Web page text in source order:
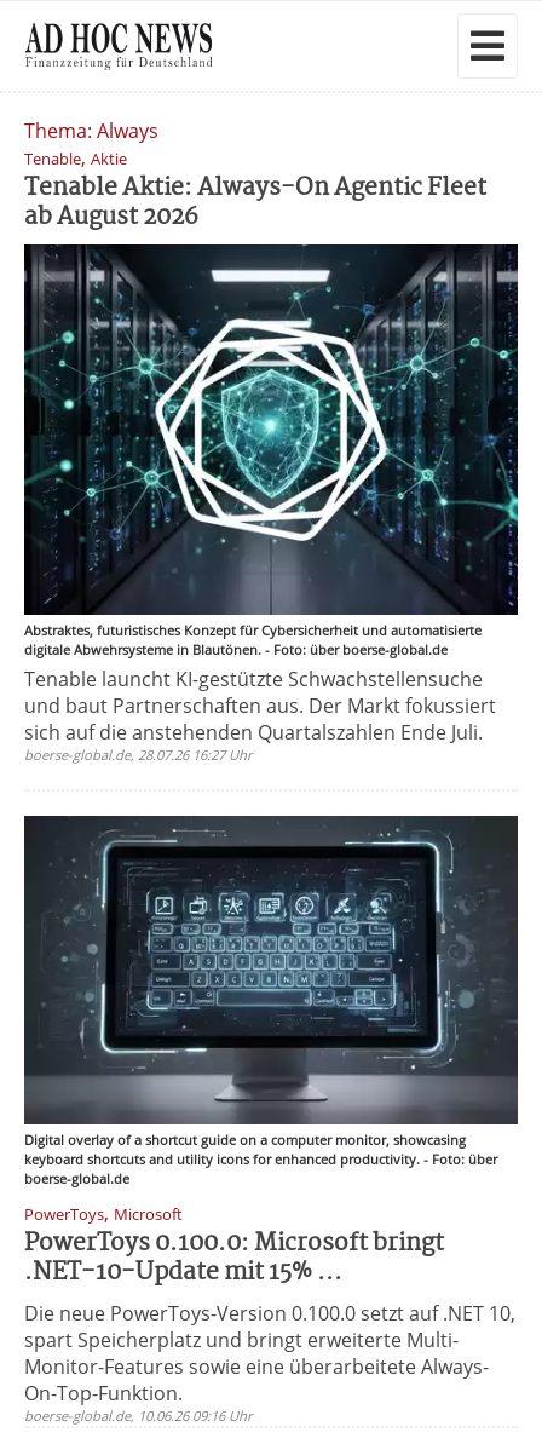
Thema: Always
Tenable, Aktie
Tenable Aktie: Always-On Agentic Fleet
ab August 2026
Abstraktes, futuristisches Konzept für Cybersicherheit und automatisierte
digitale Abwehrsysteme in Blautönen. - Foto: über boerse-global.de
Tenable launcht KI-gestützte Schwachstellensuche
und baut Partnerschaften aus. Der Markt fokussiert
sich auf die anstehenden Quartalszahlen Ende Juli.
boerse-global.de, 28.07.26 16:27 Uhr
Digital overlay of a shortcut guide on a computer monitor, showcasing
keyboard shortcuts and utility icons for enhanced productivity. - Foto: über
boerse-global.de
PowerToys, Microsoft
PowerToys 0.100.0: Microsoft bringt
.NET-10-Update mit 15% ...
Die neue PowerToys-Version 0.100.0 setzt auf .NET 10,
spart Speicherplatz und bringt erweiterte Multi-
Monitor-Features sowie eine überarbeitete Always-
On-Top-Funktion.
boerse-global.de, 10.06.26 09:16 Uhr